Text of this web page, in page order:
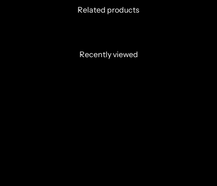
Related products
Recently viewed